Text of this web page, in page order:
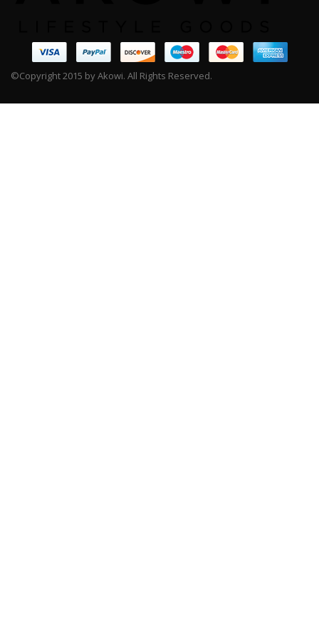
©Copyright 2015 by Akowi. All Rights Reserved.